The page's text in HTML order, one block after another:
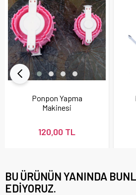
Ponpon Yapma
Makinesi
120,00 TL
BU ÜRÜNÜN YANINDA
EDIYORUZ.